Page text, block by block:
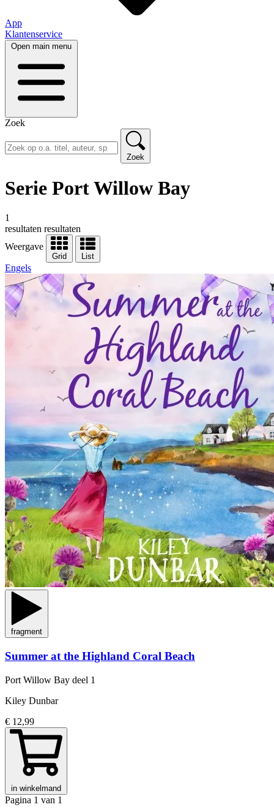
App
Klantenservice
Open main menu
Zoek
Zoek
Serie Port Willow Bay
1
resultaten resultaten
Weergave
Grid List
Engels
fragment
Summer at the Highland Coral Beach
Port Willow Bay deel 1
Kiley Dunbar
€ 12,99
in winkelmand
Pagina 1 van 1